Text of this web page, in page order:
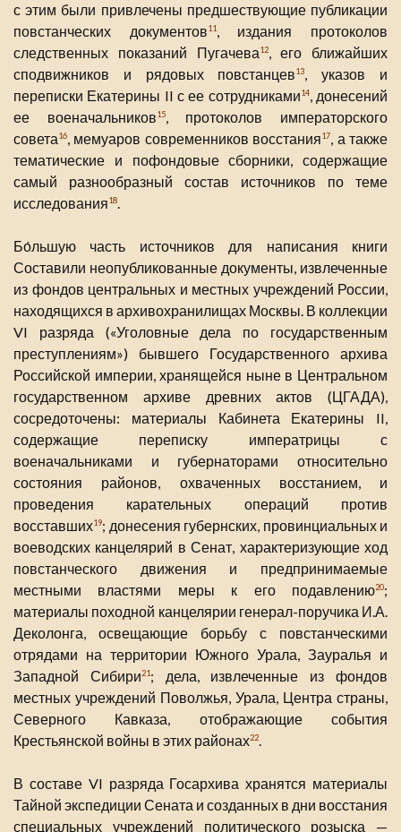
с этим были привлечены предшествующие публикации
повстанческих документов11, издания протоколов
следственных показаний Пугачева12, его ближайших
сподвижников и рядовых повстанцев13, указов и
переписки Екатерины II с ее сотрудниками14, донесений
ее военачальников15, протоколов императорского
совета16, мемуаров современников восстания17, а также
тематические и пофондовые сборники, содержащие
самый разнообразный состав источников по теме
исследования18.
Бо́льшую часть источников для написания книги
Составили неопубликованные документы, извлеченные
из фондов центральных и местных учреждений России,
находящихся в архивохранилищах Москвы. В коллекции
VI разряда («Уголовные дела по государственным
преступлениям») бывшего Государственного архива
Российской империи, хранящейся ныне в Центральном
государственном архиве древних актов (ЦГАДА),
сосредоточены: материалы Кабинета Екатерины II,
содержащие переписку императрицы с
военачальниками и губернаторами относительно
состояния районов, охваченных восстанием, и
проведения карательных операций против
восставших19; донесения губернских, провинциальных и
воеводских канцелярий в Сенат, характеризующие ход
повстанческого движения и предпринимаемые
местными властями меры к его подавлению20;
материалы походной канцелярии генерал-поручика И.А.
Деколонга, освещающие борьбу с повстанческими
отрядами на территории Южного Урала, Зауралья и
Западной Сибири21; дела, извлеченные из фондов
местных учреждений Поволжья, Урала, Центра страны,
Северного Кавказа, отображающие события
Крестьянской войны в этих районах22.
В составе VI разряда Госархива хранятся материалы
Тайной экспедиции Сената и созданных в дни восстания
специальных учреждений политического розыска —